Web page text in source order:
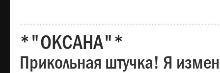
*"ОКСАНА"*
Прикольная штучка! Я